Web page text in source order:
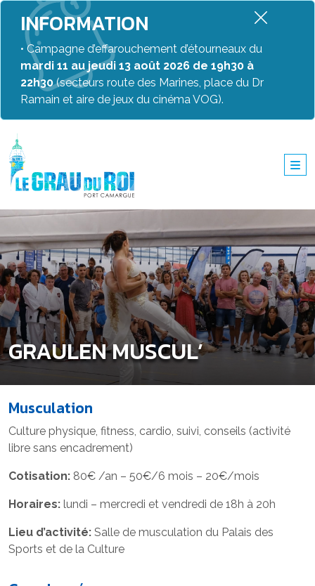
INFORMATION
• Campagne d’effarouchement d’étourneaux du
mardi 11 au jeudi 13 août 2026 de 19h30 à
22h30(secteurs route des Marines, place du Dr
Ramain et aire de jeux du cinéma VOG).
GRAULEN MUSCUL’
Musculation
Culture physique, fitness, cardio, suivi, conseils (activité
libre sans encadrement)
Cotisation: 80€ /an – 50€/6 mois – 20€/mois
Horaires: lundi – mercredi et vendredi de 18h à 20h
Lieu d’activité: Salle de musculation du Palais des
Sports et de la Culture